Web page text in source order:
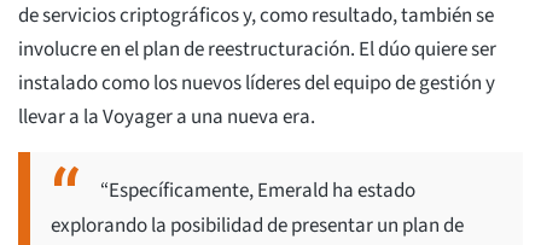
de servicios criptográficos y, como resultado, también se
involucre en el plan de reestructuración. El dúo quiere ser
instalado como los nuevos líderes del equipo de gestión y
llevar a la Voyager a una nueva era.
“Específicamente, Emerald ha estado
explorando la posibilidad de presentar un plan de